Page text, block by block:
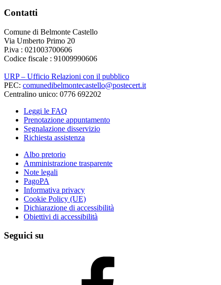
Contatti
Comune di Belmonte Castello
Via Umberto Primo 20
P.iva : 021003700606
Codice fiscale : 91009990606
URP – Ufficio Relazioni con il pubblico
PEC: comunedibelmontecastello@postecert.it
Centralino unico: 0776 692202
Leggi le FAQ
Prenotazione appuntamento
Segnalazione disservizio
Richiesta assistenza
Albo pretorio
Amministrazione trasparente
Note legali
PagoPA
Informativa privacy
Cookie Policy (UE)
Dichiarazione di accessibilità
Obiettivi di accessibilità
Seguici su